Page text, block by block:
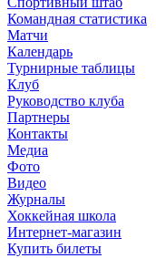
Командная статистика
Матчи
Календарь
Турнирные таблицы
Клуб
Руководство клуба
Партнеры
Контакты
Медиа
Фото
Видео
Журналы
Хоккейная школа
Интернет-магазин
Купить билеты